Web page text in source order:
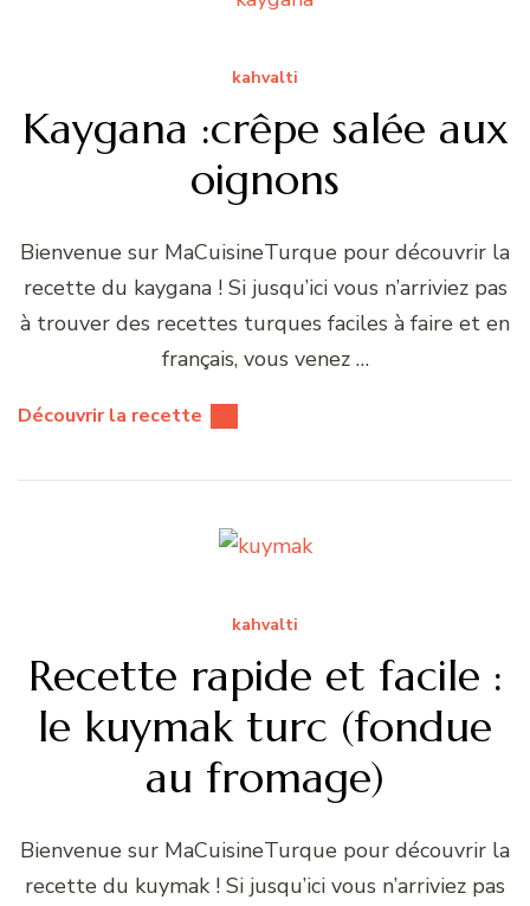
kahvalti
Kaygana :crêpe salée aux
oignons
Bienvenue sur MaCuisineTurque pour découvrir la
recette du kaygana ! Si jusqu’ici vous n’arriviez pas
à trouver des recettes turques faciles à faire et en
français, vous venez …
Découvrir la recette
kahvalti
Recette rapide et facile :
le kuymak turc (fondue
au fromage)
Bienvenue sur MaCuisineTurque pour découvrir la
recette du kuymak ! Si jusqu’ici vous n’arriviez pas